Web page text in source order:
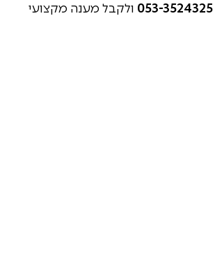
053-3524325 ולקבל מענה מקצועי